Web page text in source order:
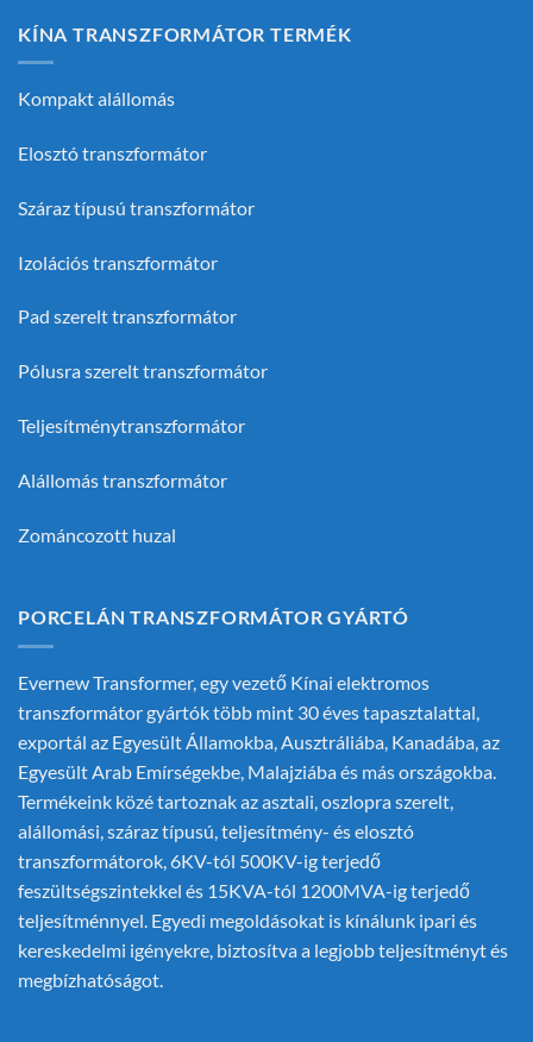
KÍNA TRANSZFORMÁTOR TERMÉK
Kompakt alállomás
Elosztó transzformátor
Száraz típusú transzformátor
Izolációs transzformátor
Pad szerelt transzformátor
Pólusra szerelt transzformátor
Teljesítménytranszformátor
Alállomás transzformátor
Zománcozott huzal
PORCELÁN TRANSZFORMÁTOR GYÁRTÓ
Evernew Transformer, egy vezető Kínai elektromos
transzformátor gyártóktöbb mint 30 éves tapasztalattal,
exportál az Egyesült Államokba, Ausztráliába, Kanadába, az
Egyesült Arab Emírségekbe, Malajziába és más országokba.
Termékeink közé tartoznak az asztali, oszlopra szerelt,
alállomási, száraz típusú, teljesítmény- és elosztó
transzformátorok, 6KV-tól 500KV-ig terjedő
feszültségszintekkel és 15KVA-tól 1200MVA-ig terjedő
teljesítménnyel. Egyedi megoldásokat is kínálunk ipari és
kereskedelmi igényekre, biztosítva a legjobb teljesítményt és
megbízhatóságot.